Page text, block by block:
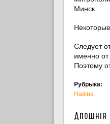
Минск.
Следует
именно
Поэтому
Рубрыка:
Навіна
Апошнія